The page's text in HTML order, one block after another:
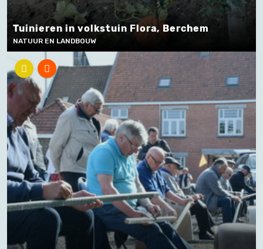
Tuinieren in volkstuin Flora, Berchem
NATUUR EN LANDBOUW